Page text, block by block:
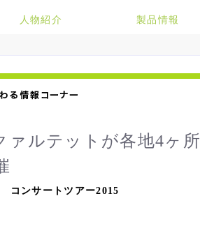
人物紹介 製品情報
ァルテットが各地4ヶ所
コンサートツアー2015